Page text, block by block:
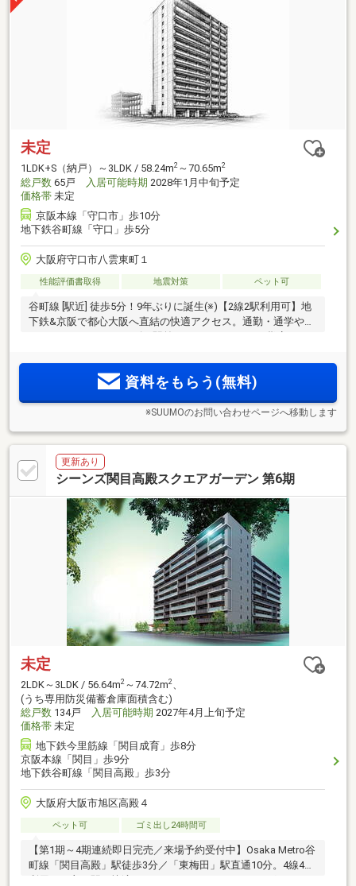
未定
1LDK+S（納戸）～3LDK / 58.24m2 ～70.65m2
総戸数 65戸 入居可能時期 2028年1月中旬予定
価格帯 未定
京阪本線「守口市」歩10分
地下鉄谷町線「守口」歩5分
大阪府守口市八雲東町１
性能評価書取得 地震対策 ペット可
谷町線 [駅近] 徒歩5分！9年ぶりに誕生(※)【2線2駅利用可】地
下鉄&京阪で都心大阪へ直結の快適アクセス。通勤・通学や休
わせて選べる 58m2台～70m2超のプランバリエーション＜全戸
南東向き・総65邸＞ 資料をもらう(無料)
※SUUMOのお問い合わせページへ移動します
更新あり
シーンズ関目高殿スクエアガーデン 第6期
未定
2LDK～3LDK / 56.64m2 ～74.72m2、
(うち専用防災備蓄倉庫面積含む)
総戸数 134戸 入居可能時期 2027年4月上旬予定
価格帯 未定
地下鉄今里筋線「関目成育」歩8分
京阪本線「関目」歩9分
地下鉄谷町線「関目高殿」歩3分
大阪府大阪市旭区高殿４
ペット可 ゴミ出し24時間可
【第1期～4期連続即日完売／来場予約受付中】Osaka Metro谷
町線「関目高殿」駅徒歩3分／「東梅田」駅直通10分。4線4駅